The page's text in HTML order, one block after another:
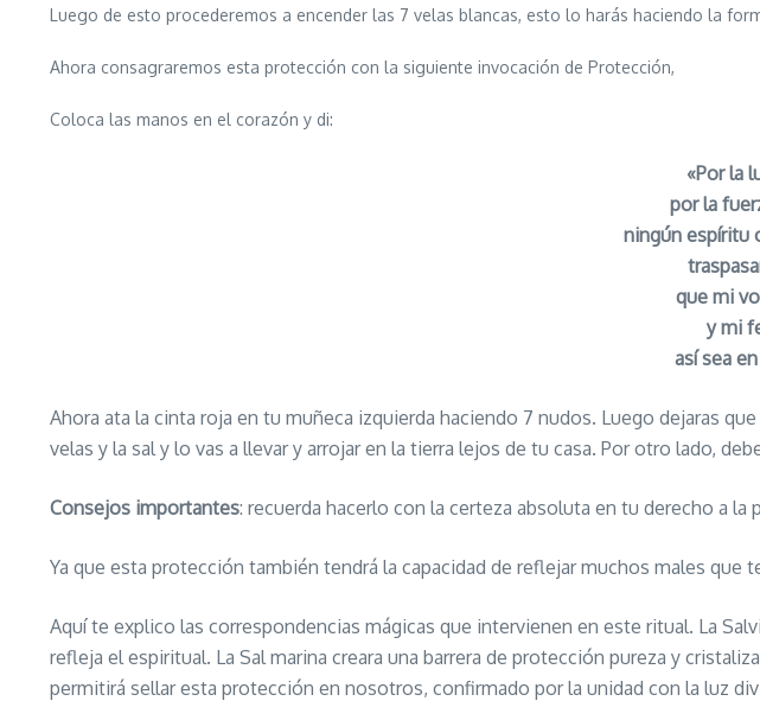
Luego de esto procederemos a encender las 7 velas blancas, esto lo harás haciendo la
Ahora consagraremos esta protección con la siguiente invocación de Protección,
Coloca las manos en el corazón y di:
«Por la
por la
ningún espíritu
que mi
y mi
así sea
Ahora ata la cinta roja en tu muñeca izquierda haciendo 7 nudos. Luego dejaras
velas y la sal y lo vas a llevar y arrojar en la tierra lejos de tu casa. Por otro lado,
Consejos importantes: recuerda hacerlo con la certeza absoluta en tu derecho a la
Ya que esta protección también tendrá la capacidad de reflejar muchos males
Aquí te explico las correspondencias mágicas que intervienen en este ritual. La
refleja el espiritual. La Sal marina creara una barrera de protección pureza y
permitirá sellar esta protección en nosotros, confirmado por la unidad con la luz